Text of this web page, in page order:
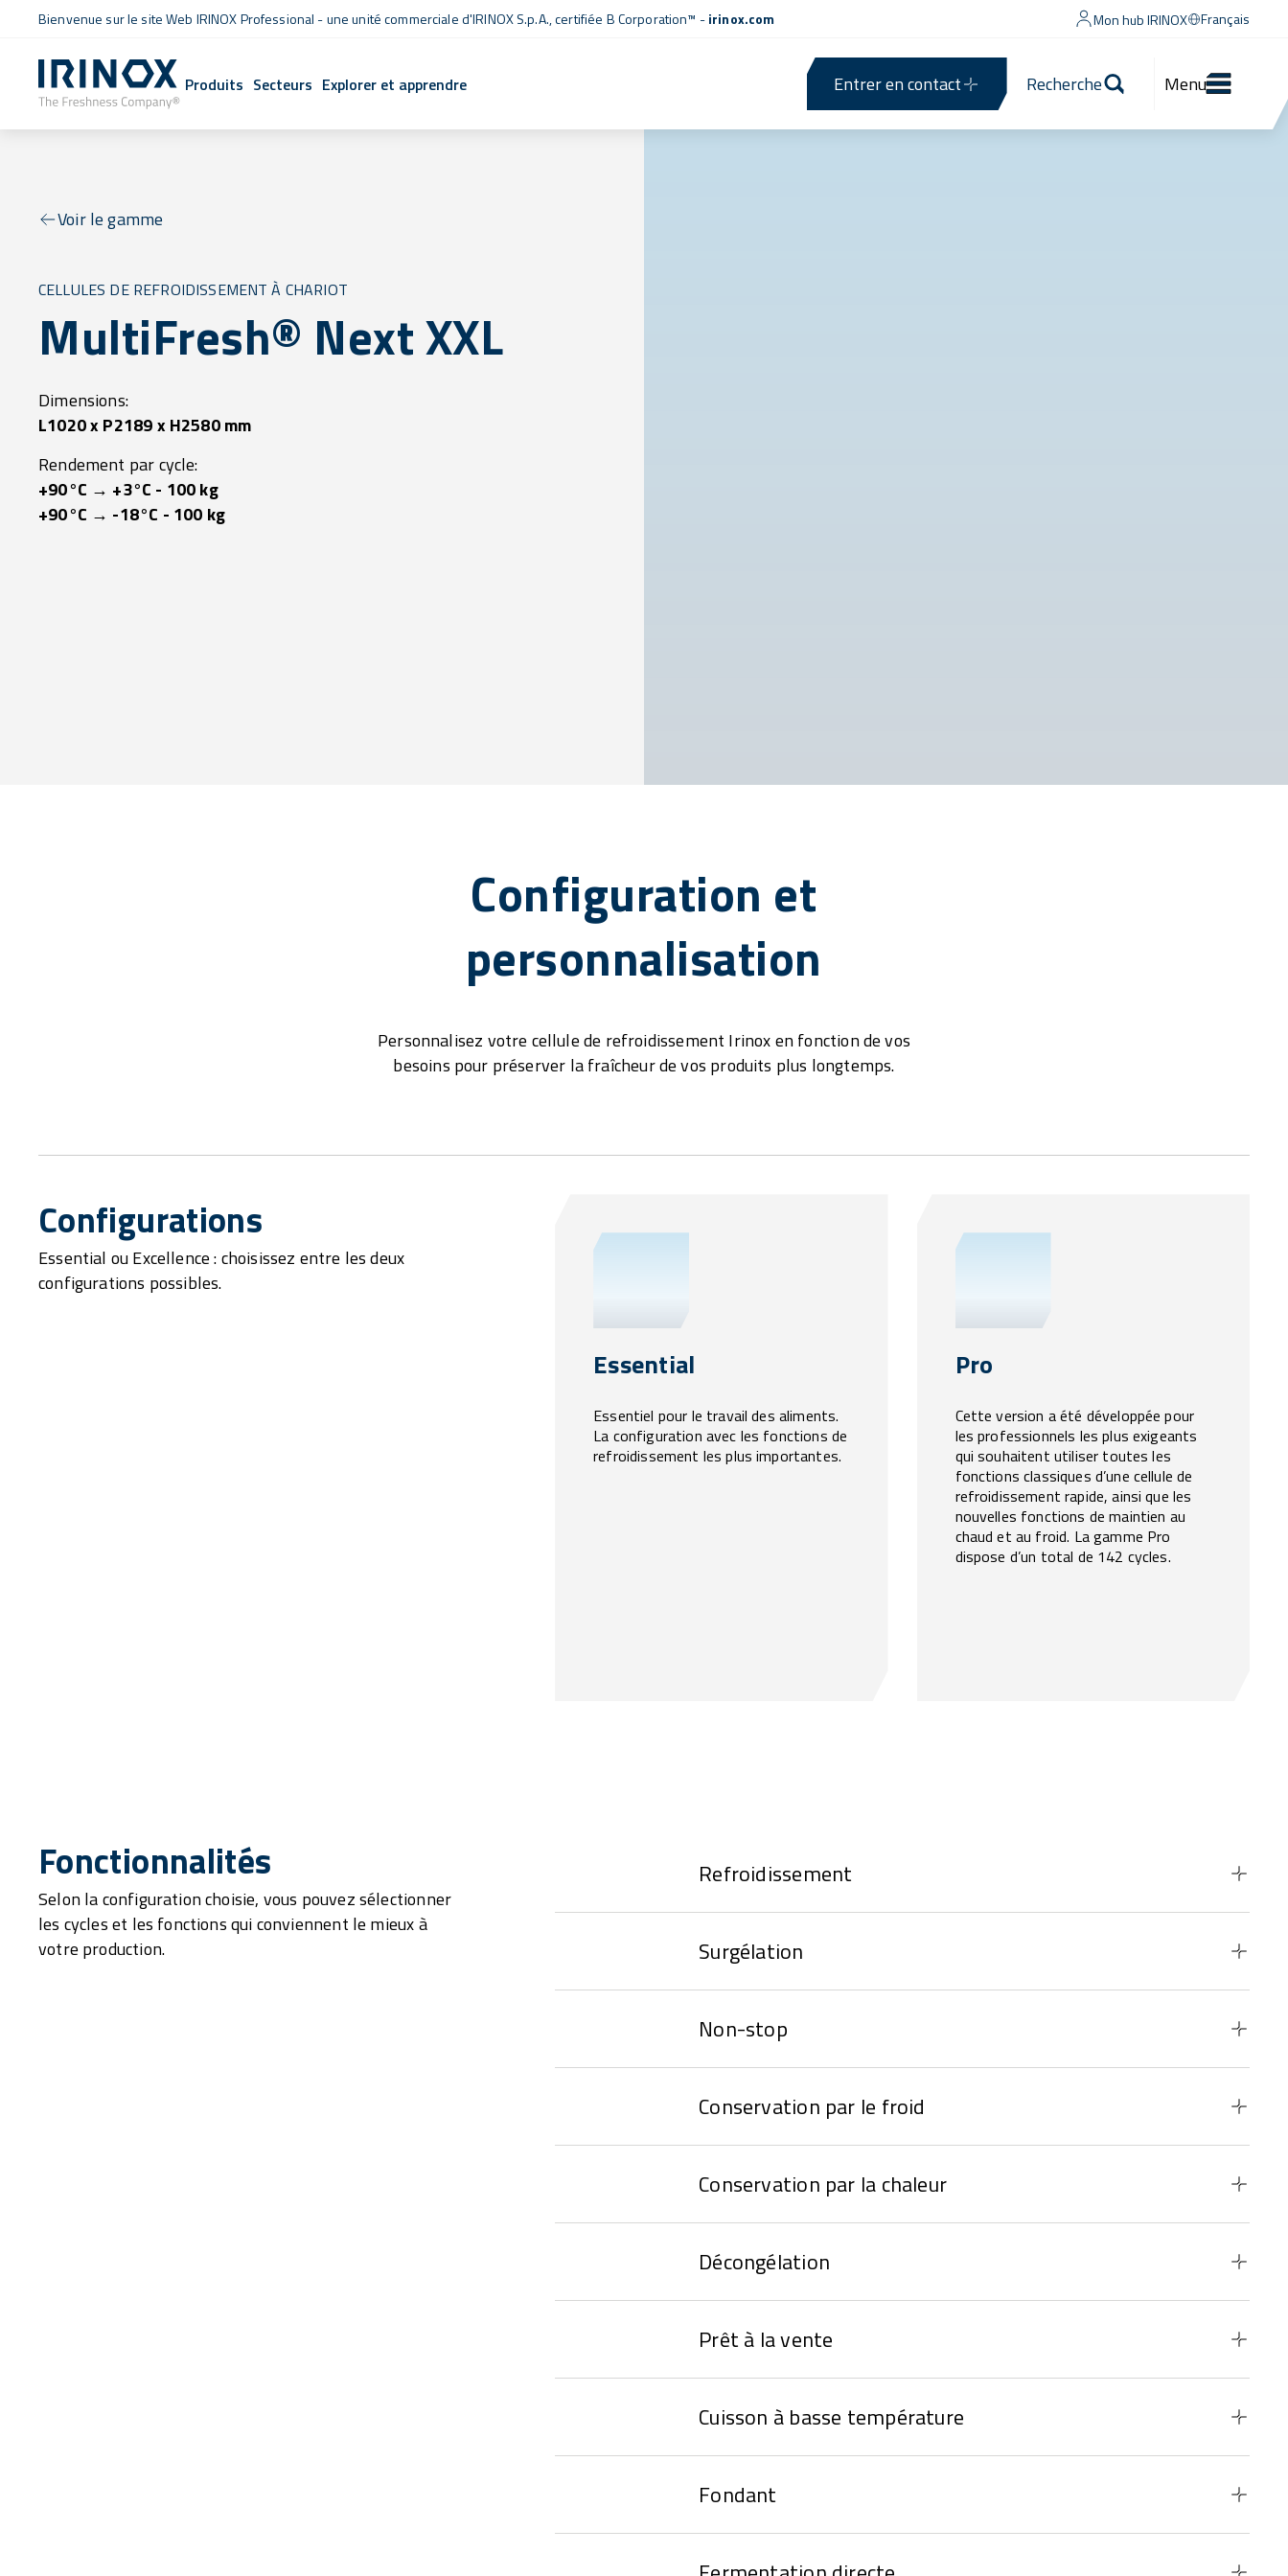
Bienvenue sur le site Web IRINOX Professional - une unité commerciale d'IRINOX S.p.A.,certifiée B Corporation™ -irinox.com Mon hub IRINOX Français
Produits Secteurs Explorer et apprendre Entrer en contact Recherche Menu
Voir le gamme
CELLULES DE REFROIDISSEMENT À CHARIOT
MultiFresh® Next XXL
Dimensions:
L1020 x P2189 x H2580 mm
Rendement par cycle:
+90°C → +3°C - 100 kg
+90°C → -18°C - 100 kg
Configuration et
personnalisation
Personnalisez votre cellule de refroidissement Irinox en fonction de vos
besoins pour préserver la fraîcheur de vos produits plus longtemps.
Configurations
Essential ou Excellence : choisissez entre les deux
configurations possibles.
Essential
Essentiel pour le travail des aliments.
La configuration avec les fonctions de
refroidissement les plus importantes.
Pro
Cette version a été développée pour
les professionnels les plus exigeants
qui souhaitent utiliser toutes les
fonctions classiques d’une cellule de
refroidissement rapide, ainsi que les
nouvelles fonctions de maintien au
chaud et au froid. La gamme Pro
dispose d’un total de 142 cycles.
Fonctionnalités
Selon la configuration choisie, vous pouvez sélectionner
les cycles et les fonctions qui conviennent le mieux à
votre production.
Refroidissement
Surgélation
Non-stop
Conservation par le froid
Conservation par la chaleur
Décongélation
Prêt à la vente
Cuisson à basse température
Fondant